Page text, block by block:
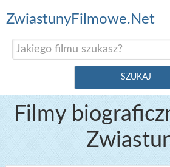
ZwiastunyFilmowe.Net
Filmy